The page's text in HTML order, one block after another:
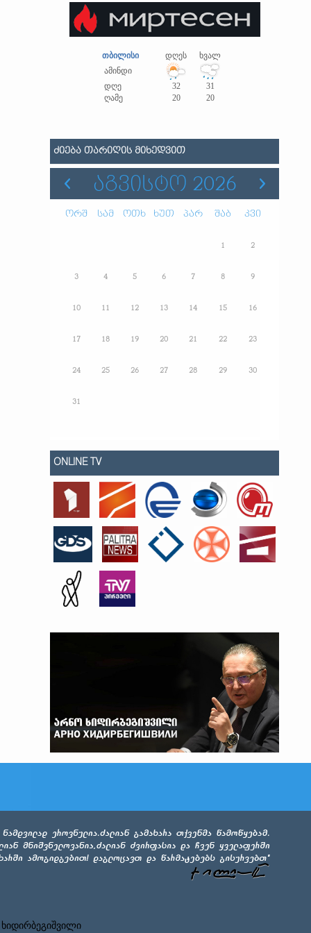
თბილისი დღეს
ხვალ
ამინდი
დღე
32
31
ღამე
20 20
ᲫᲘᲔᲑᲐ ᲗᲐᲠᲘᲦᲘᲡ ᲛᲘᲮᲔᲓᲕᲘᲗ
ᲐᲒᲕᲘᲡᲢᲝ 2026
ორშ სამ ოთხ ხუთ პარ შაბ კვი
1 2
3 4 5 6 7 8 9
10 11 12 13 14 15 16
17 18 19 20 21 22 23
24 25 26 27 28 29 30
31
ONLINE TV